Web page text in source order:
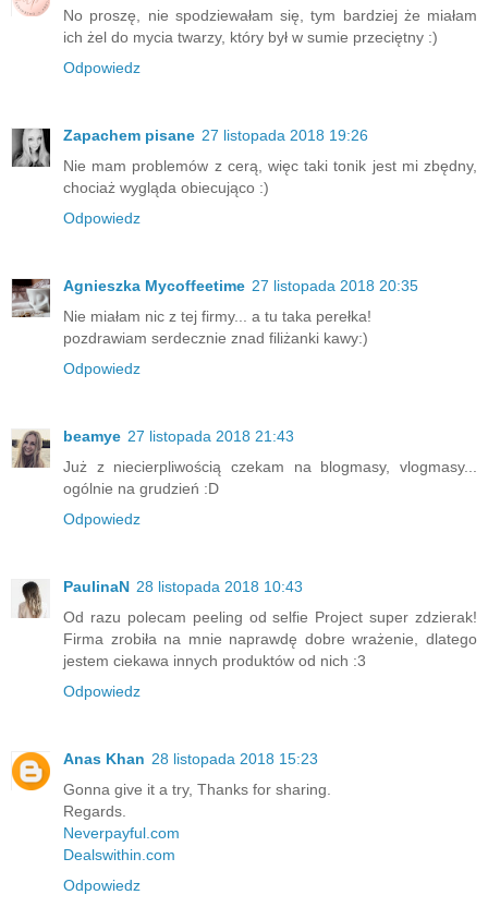
No proszę, nie spodziewałam się, tym bardziej że miałam
ich żel do mycia twarzy, który był w sumie przeciętny :)
Odpowiedz
Zapachem pisane 27 listopada 2018 19:26
Nie mam problemów z cerą, więc taki tonik jest mi zbędny,
chociaż wygląda obiecująco :)
Odpowiedz
Agnieszka Mycoffeetime 27 listopada 2018 20:35
Nie miałam nic z tej firmy... a tu taka perełka!
pozdrawiam serdecznie znad filiżanki kawy:)
Odpowiedz
beamye 27 listopada 2018 21:43
Już z niecierpliwością czekam na blogmasy, vlogmasy...
ogólnie na grudzień :D
Odpowiedz
PaulinaN 28 listopada 2018 10:43
Od razu polecam peeling od selfie Project super zdzierak!
Firma zrobiła na mnie naprawdę dobre wrażenie, dlatego
jestem ciekawa innych produktów od nich :3
Odpowiedz
Anas Khan 28 listopada 2018 15:23
Gonna give it a try, Thanks for sharing.
Regards.
Neverpayful.com
Dealswithin.com
Odpowiedz